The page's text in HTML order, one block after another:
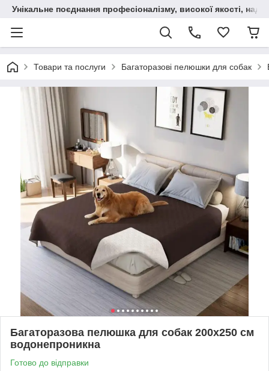
Унікальне поєднання професіоналізму, високої якості,
Товари та послуги Багаторазові пелюшки для собак
Багаторазова пелюшка для собак 200х250 см
водонепроникна
Готово до відправки